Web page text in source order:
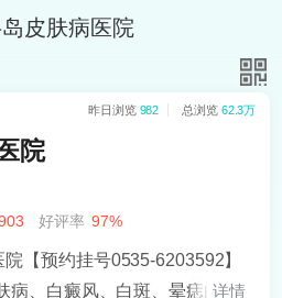
皮肤病医院
昨日浏览 982 总浏览 62.3万
院
好评率 97%
【预约挂号0535-6203592】
病、白癜风、白斑、晕痣的医
详情